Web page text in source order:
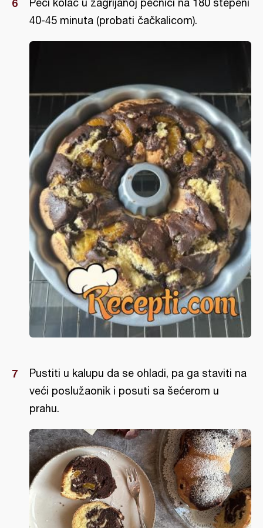
Peći kolač u zagrijanoj pećnici na 180 stepeni
40-45 minuta (probati čačkalicom).
Pustiti u kalupu da se ohladi, pa ga staviti na
veći poslužaonik i posuti sa šećerom u
prahu.